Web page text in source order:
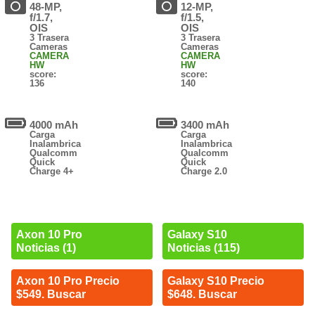
48-MP,
f/1.7,
OIS
3 Trasera
Cameras
CAMERA
HW
score:
136
4000 mAh
Carga
Inalambrica
Qualcomm
Quick
Charge 4+
Axon 10 Pro
Noticias (1)
Axon 10 Pro Precio
$549. Buscar
12-MP,
f/1.5,
OIS
3 Trasera
Cameras
CAMERA
HW
score:
140
3400 mAh
Carga
Inalambrica
Qualcomm
Quick
Charge 2.0
Galaxy S10
Noticias (115)
Galaxy S10 Precio
$648. Buscar